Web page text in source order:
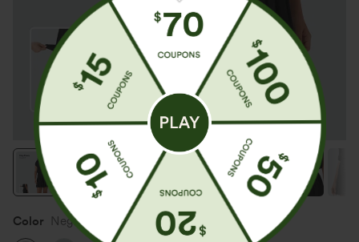
Color Negro